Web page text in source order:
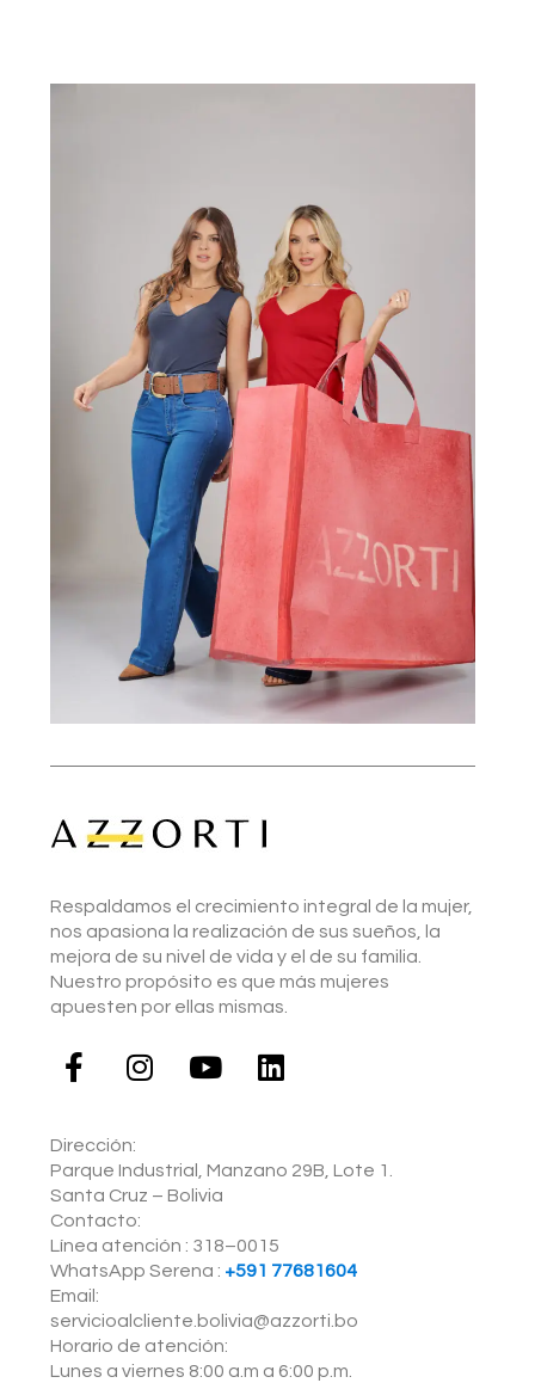
Respaldamos el crecimiento integral de la mujer,
nos apasiona la realización de sus sueños, la
mejora de su nivel de vida y el de su familia.
Nuestro propósito es que más mujeres
apuesten por ellas mismas.
Dirección:
Parque Industrial, Manzano 29B, Lote 1.
Santa Cruz – Bolivia
Contacto:
Línea atención : 318–0015
WhatsApp Serena : +591 77681604
Email:
servicioalcliente.bolivia@azzorti.bo
Horario de atención:
Lunes a viernes 8:00 a.m a 6:00 p.m.